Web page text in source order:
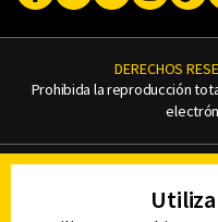
DERECHOS
Prohibida la reproducción
AVISO